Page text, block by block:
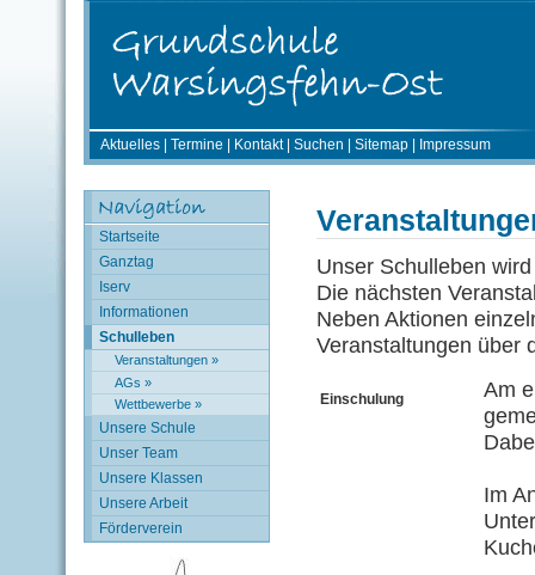
Aktuelles| Termine Kontakt| Suchen Sitemap| Impressum
Startseite
Ganztag
Iserv
Informationen
Schulleben
Veranstaltungen »
AGs »
Wettbewerbe »
Unsere Schule
Unser Team
Unsere Klassen
Unsere Arbeit
Förderverein
Unser Schulleben
Die nächsten
Neben Aktionen
Veranstaltungen über
Einschulung
Am
Im